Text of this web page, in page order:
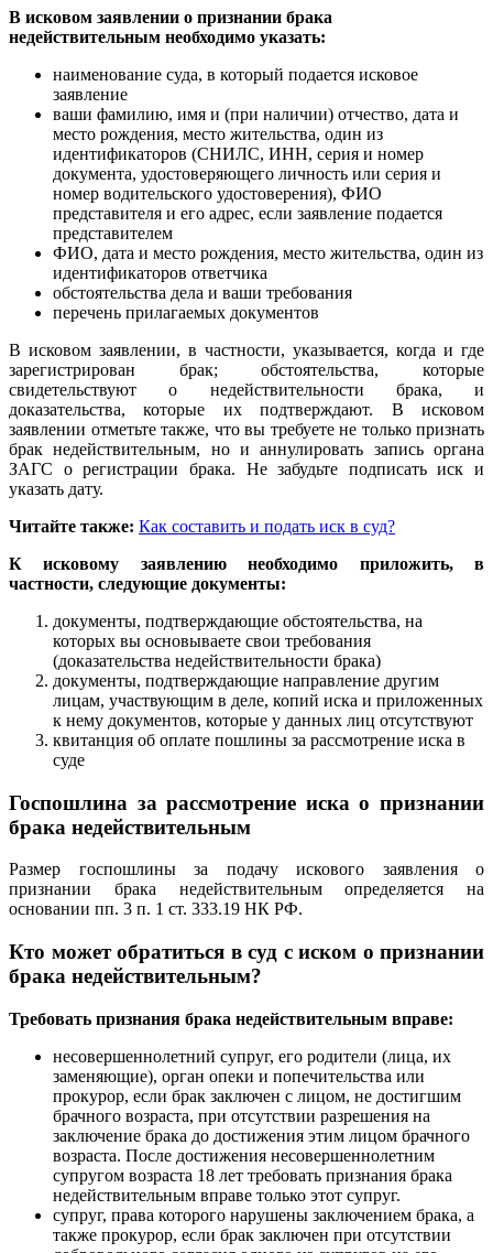
В исковом заявлении о признании брака
недействительным необходимо указать:
наименование суда, в который подается исковое
заявление
ваши фамилию, имя и (при наличии) отчество, дата и
место рождения, место жительства, один из
идентификаторов (СНИЛС, ИНН, серия и номер
документа, удостоверяющего личность или серия и
номер водительского удостоверения), ФИО
представителя и его адрес, если заявление подается
представителем
ФИО, дата и место рождения, место жительства, один из
идентификаторов ответчика
обстоятельства дела и ваши требования
перечень прилагаемых документов
В исковом заявлении, в частности, указывается, когда и где
зарегистрирован брак; обстоятельства, которые
свидетельствуют о недействительности брака, и
доказательства, которые их подтверждают. В исковом
заявлении отметьте также, что вы требуете не только признать
брак недействительным, но и аннулировать запись органа
ЗАГС о регистрации брака. Не забудьте подписать иск и
указать дату.
Читайте также: Как составить и подать иск в суд?
К исковому заявлению необходимо приложить, в
частности, следующие документы:
документы, подтверждающие обстоятельства, на
которых вы основываете свои требования
(доказательства недействительности брака)
документы, подтверждающие направление другим
лицам, участвующим в деле, копий иска и приложенных
к нему документов, которые у данных лиц отсутствуют
квитанция об оплате пошлины за рассмотрение иска в
суде
Госпошлина за рассмотрение иска о признании
брака недействительным
Размер госпошлины за подачу искового заявления о
признании брака недействительным определяется на
основании пп. 3 п. 1 ст. 333.19 НК РФ.
Кто может обратиться в суд с иском о признании
брака недействительным?
Требовать признания брака недействительным вправе:
несовершеннолетний супруг, его родители (лица, их
заменяющие), орган опеки и попечительства или
прокурор, если брак заключен с лицом, не достигшим
брачного возраста, при отсутствии разрешения на
заключение брака до достижения этим лицом брачного
возраста. После достижения несовершеннолетним
супругом возраста 18 лет требовать признания брака
недействительным вправе только этот супруг.
супруг, права которого нарушены заключением брака, а
также прокурор, если брак заключен при отсутствии